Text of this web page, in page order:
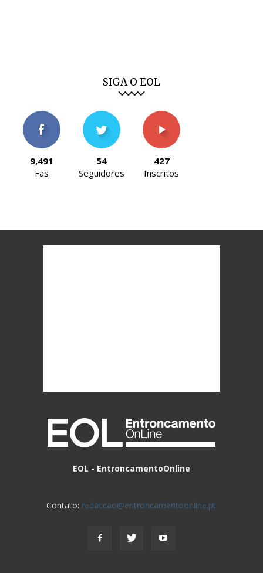
SIGA O EOL
9,491
Fãs
54
Seguidores
427
Inscritos
EOL - EntroncamentoOnline
Contato: redaccao@entroncamentoonline.pt